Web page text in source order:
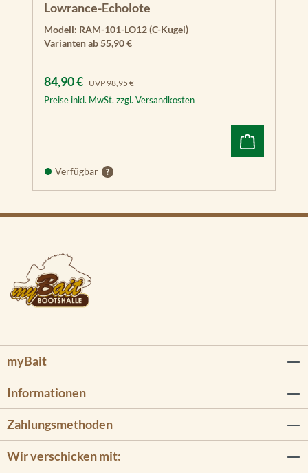
Lowrance-Echolote
Modell: RAM-101-LO12 (C-Kugel)
Varianten ab55,90 €
Verkaufspreis:
84,90 € UVP Regulärer Preis:
98,95 €
Preise inkl. MwSt. zzgl. Versandkosten
Verfügbar
myBait
Informationen
Zahlungsmethoden
Wir verschicken mit: